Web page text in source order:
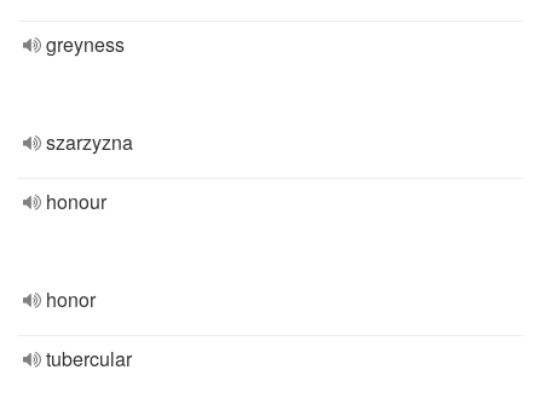
greyness
szarzyzna
honour
honor
tubercular